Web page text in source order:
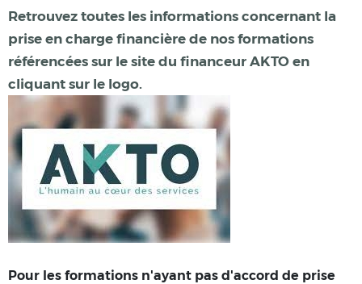
Retrouvez toutes les informations concernant la
prise en charge financière de nos formations
référencées sur le site du financeur AKTO en
cliquant sur le logo.
Pour les formations n'ayant pas d'accord de prise